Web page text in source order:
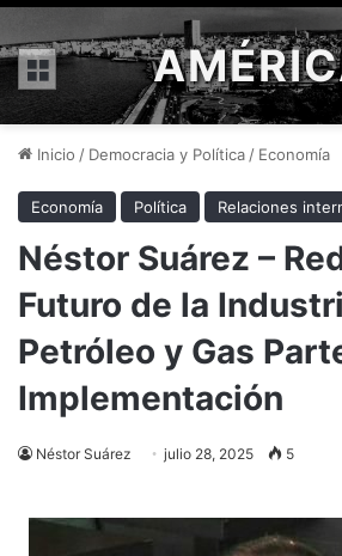
Menú
Inicio / Democracia y Política / Economía
Economía Política Relaciones
Néstor Suárez –
Futuro de la
Petróleo y Gas
Implementación
Néstor Suárez julio 28, 2025 5